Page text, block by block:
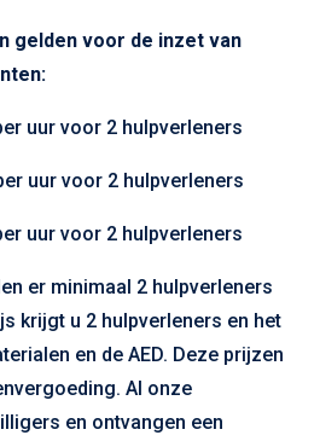
gelden voor de inzet van
uur voor 2 hulpverleners
uur voor 2 hulpverleners
uur voor 2 hulpverleners
er minimaal 2 hulpverleners
krijgt u 2 hulpverleners en het
en de AED. Deze prijzen
Al onze
en ontvangen een